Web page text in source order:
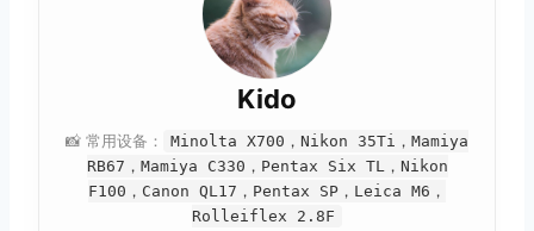
Kido
📸 常用设备：
Minolta X700，Nikon 35Ti，Mamiya
RB67，Mamiya C330，Pentax Six TL，Nikon
F100，Canon QL17，Pentax SP，Leica M6，
Rolleiflex 2.8F